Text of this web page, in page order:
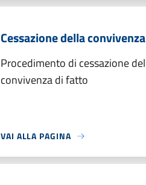
Cessazione della
Procedimento di cessazione
convivenza di fatto
VAI ALLA PAGINA